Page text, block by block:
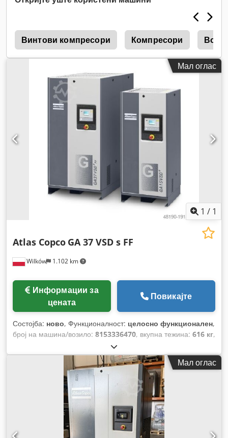
Винтови компресори Компресори
Мал оглас
1 / 1
Wilków 1.102 km
Atlas Copco GA 37 VSD s FF
цената
Повикајте
Состојба: ново, Функционалност: целосно функционален,
број на машина/возило: 8153336470, вкупна тежина: 616 кг,
399 m³/ч, притисок (мин.):
притисок (макс.):13 греда, ниво на бучава:67 dB, тип на
воздух , Опрема:Достапна табличка со
податоци, документација / прирачник, фрижидер за
Мал оглас